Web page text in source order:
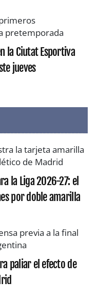
la Ciutat Esportiva
jueves
la Liga 2026-27: el
por doble amarilla
paliar el efecto de